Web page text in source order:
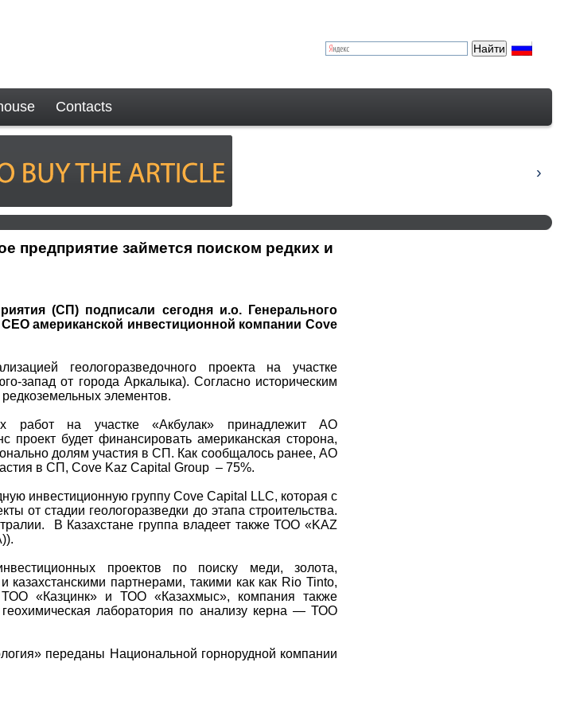
Contacts
предприятие займется поиском редких и
(СП) подписали сегодня и.о. Генерального
американской инвестиционной компании Сove
геологоразведочного проекта на участке
запад от города Аркалыка). Согласно историческим
элементов.
работ на участке «Акбулак» принадлежит АО
проект будет финансировать американская сторона,
долям участия в СП. Как сообщалось ранее, АО
в СП, Cove Kaz Capital Group – 75%.
инвестиционную группу Cove Capital LLC, которая с
от стадии геологоразведки до этапа строительства.
В Казахстане группа владеет также ТОО «KAZ
проектов по поиску меди, золота,
партнерами, такими как как Rio Tinto,
«Казцинк» и ТОО «Казахмыс», компания также
лаборатория по анализу керна — ТОО
переданы Национальной горнорудной компании